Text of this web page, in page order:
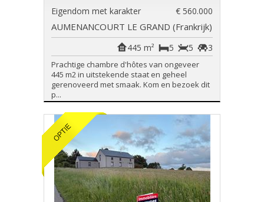
Eigendom met karakter € 560.000
AUMENANCOURT LE GRAND (Frankrijk)
3
5
5
445 m²
Prachtige chambre d'hôtes van ongeveer
445 m2 in uitstekende staat en geheel
gerenoveerd met smaak. Kom en bezoek dit
p...